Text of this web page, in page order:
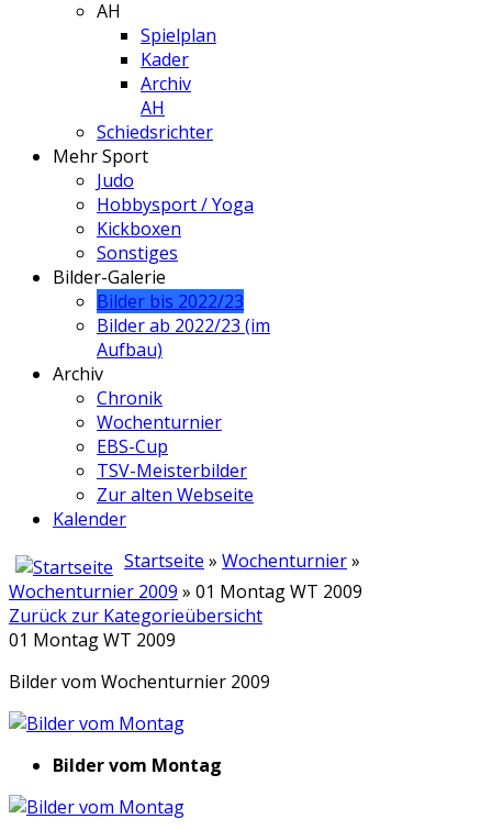
AH
Spielplan
Kader
Archiv
AH
Schiedsrichter
Mehr Sport
Judo
Hobbysport / Yoga
Kickboxen
Sonstiges
Bilder-Galerie
Bilder bis 2022/23
Bilder ab 2022/23 (im
Aufbau)
Archiv
Chronik
Wochenturnier
EBS-Cup
TSV-Meisterbilder
Zur alten Webseite
Kalender
Startseite » Wochenturnier»
Wochenturnier 2009 » 01 Montag WT 2009
Zurück zur Kategorieübersicht
01 Montag WT 2009
Bilder vom Wochenturnier 2009
Bilder vom Montag